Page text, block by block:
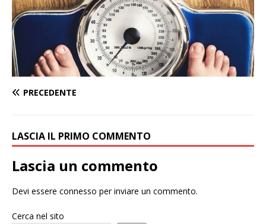
PRECEDENTE
LASCIA IL PRIMO COMMENTO
Lascia un commento
Devi essere connesso per inviare un commento.
Cerca nel sito